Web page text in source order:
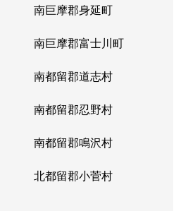
南巨摩郡身延町
南巨摩郡富士川町
南都留郡道志村
南都留郡忍野村
南都留郡鳴沢村
北都留郡小菅村